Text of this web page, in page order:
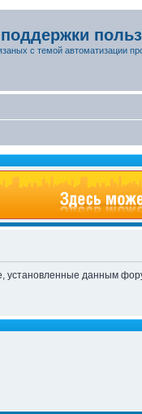
с темой автоматизации
установленные данным